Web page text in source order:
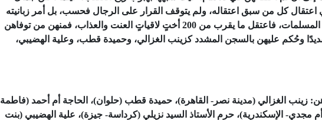
اعتقال كل من سبق اعتقاله، ولم يتوقف القرار على الرجال فحسب، بل أمر زبانيته
باعتقال كل من كانت لها نشاط من الأخوات المسلمات، فاعتقل ما يقرب من 200 أختٍ لاقياتٍ العنت والعذاب، فمنهن من توفاهن
وحُكم عليهن بالسجن المشدد كزينب الغزالي، وحميدة قطب، وعلية الهضيبي،
زينب الغزالي (مدينة نصر- القاهرة)، حميدة قطب (حلوان)، الحاجة أم أحمد (فاطمة
مجدي- الإسكندرية)، حرم الأستاذ السيد نزيلي (كرداسة- جيزة)، علية الهضيبي (بنت